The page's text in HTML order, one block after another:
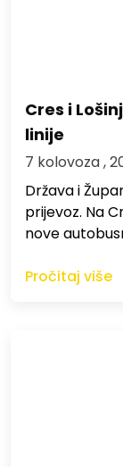
Cres i
linije
7 kolovoza ,
Država i
prijevoz. Na
nove
Pročitaj više